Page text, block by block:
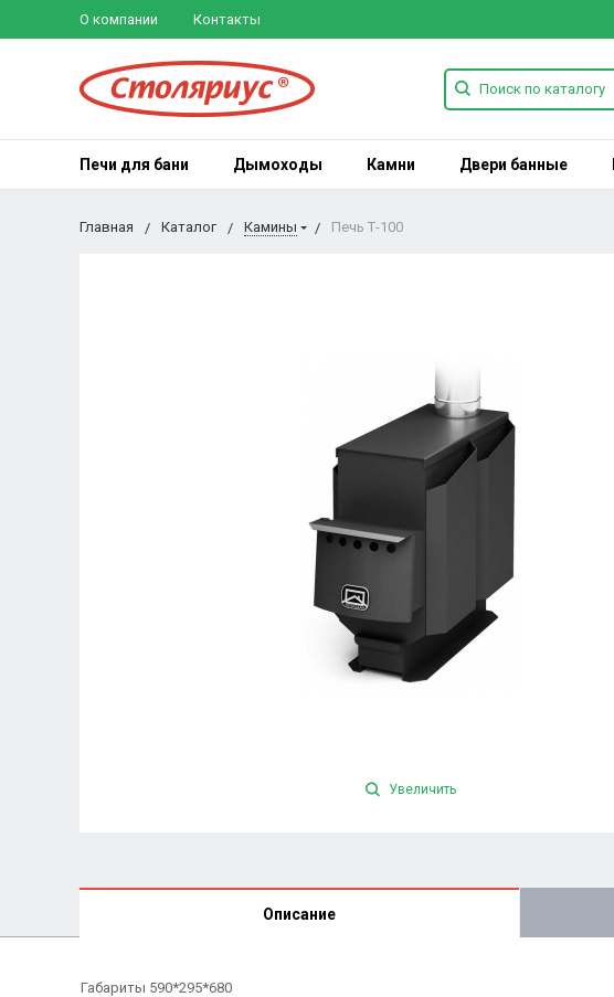
О компании Контакты
Печи для бани Дымоходы Камни Двери банные
Главная Каталог Камины Печь Т-100
Увеличить
Описание
Габариты 590*295*680